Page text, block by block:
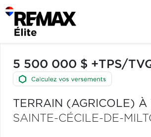
5 500 000 $ +TPS/
TERRAIN (AGRICOLE) À
SAINTE-CÉCILE-DE-